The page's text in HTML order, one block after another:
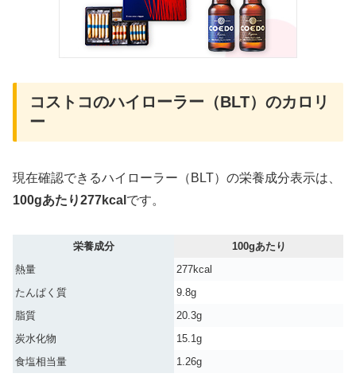
コストコのハイローラー（BLT）のカロリ
ー
現在確認できるハイローラー（BLT）の栄養成分表示は、
100gあたり277kcal です。
栄養成分
100gあたり
熱量
277kcal
たんぱく質
9.8g
脂質
20.3g
炭水化物
15.1g
食塩相当量
1.26g